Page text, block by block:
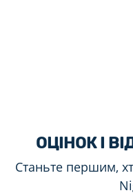
ОЦІНОК І
Станьте першим,